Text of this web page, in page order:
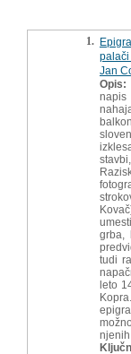
1.
palači
Jan
Opis:
grba,
tudi
leto
njenih